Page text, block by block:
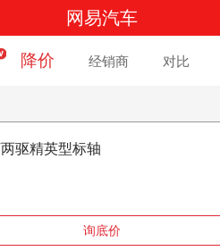
网易汽车
降价 经销商 对比
驱精英型标轴
询底价